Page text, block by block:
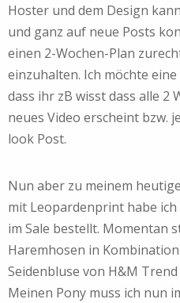
Hoster und dem Design
und ganz auf neue Posts
einen 2-Wochen-Plan
einzuhalten. Ich möchte
dass ihr zB wisst dass alle 2
neues Video erscheint bzw.
look Post.
Nun aber zu meinem
mit Leopardenprint habe ich
im Sale bestellt. Momentan
Haremhosen in
Seidenbluse von H&M
Meinen Pony muss ich nun